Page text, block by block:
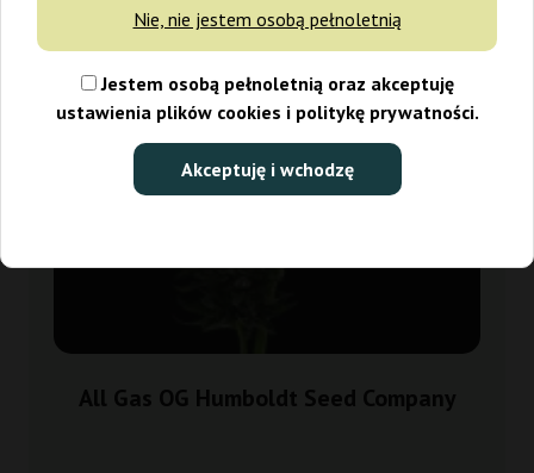
Nie, nie jestem osobą pełnoletnią
Jestem osobą pełnoletnią oraz akceptuję
ustawienia plików cookies i politykę prywatności.
Akceptuję i wchodzę
All Gas OG Humboldt Seed Company